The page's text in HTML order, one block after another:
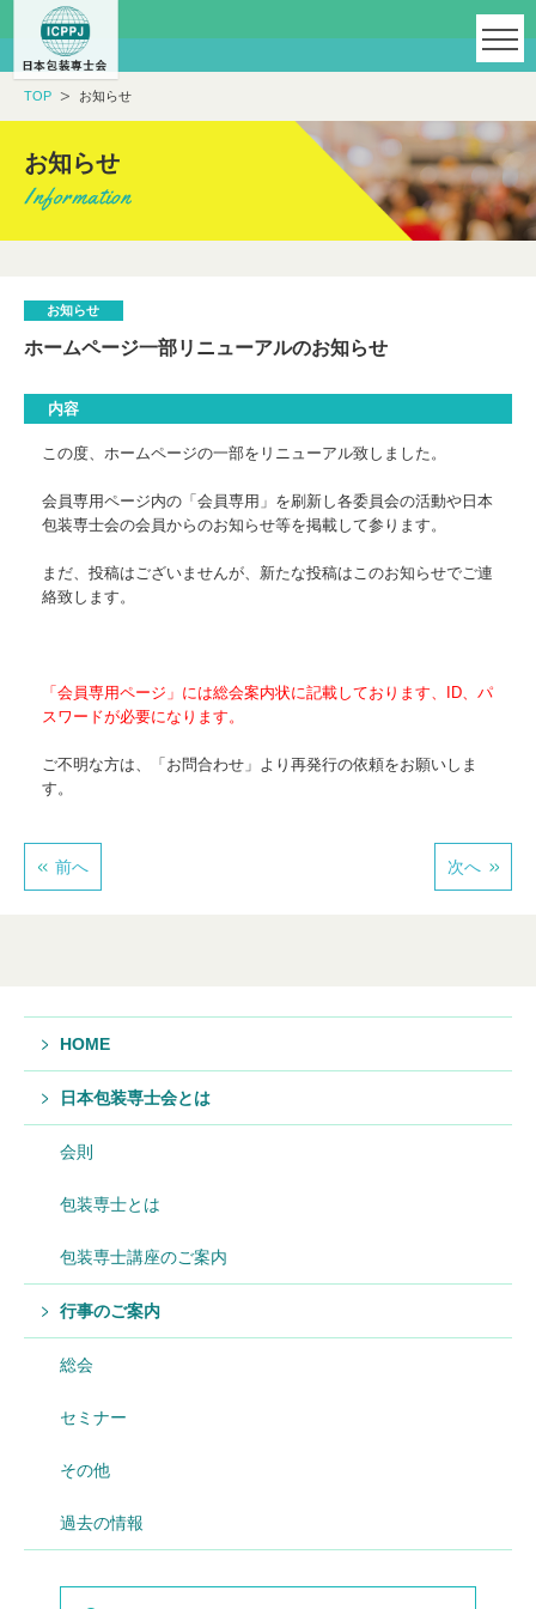
TOP お知らせ
お知らせ
お知らせ
ホームページ一部リニューアルのお知らせ
内容
この度、ホームページの一部をリニューアル致しました。
会員専用ページ内の「会員専用」を刷新し各委員会の活動や日本
包装専士会の会員からのお知らせ等を掲載して参ります。
まだ、投稿はございませんが、新たな投稿はこのお知らせでご連
絡致します。
「会員専用ページ」には総会案内状に記載しております、ID、パ
スワードが必要になります。
ご不明な方は、「お問合わせ」より再発行の依頼をお願いしま
す。
前へ 次へ
HOME
日本包装専士会とは
会則
包装専士とは
包装専士講座のご案内
行事のご案内
総会
セミナー
その他
過去の情報